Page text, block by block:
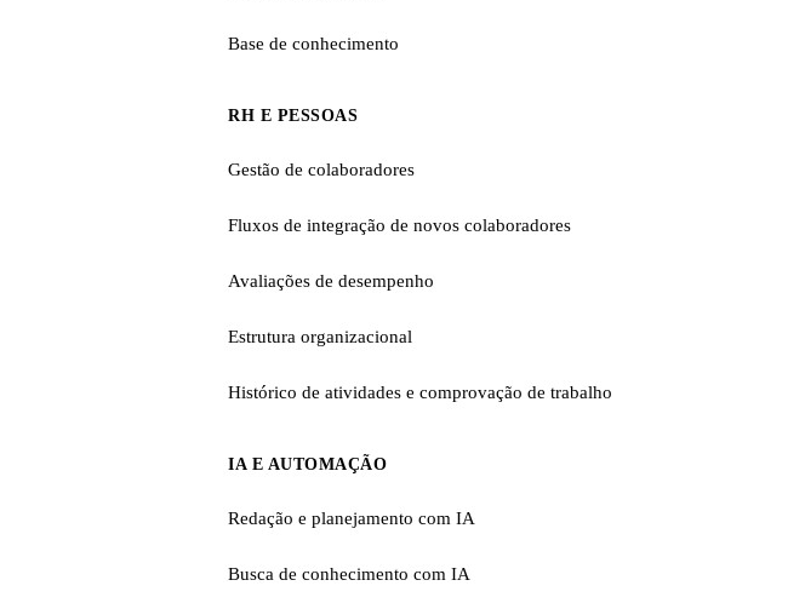
Base de conhecimento
RH E PESSOAS
Gestão de colaboradores
Fluxos de integração de novos colaboradores
Avaliações de desempenho
Estrutura organizacional
Histórico de atividades e comprovação de trabalho
IA E AUTOMAÇÃO
Redação e planejamento com IA
Busca de conhecimento com IA